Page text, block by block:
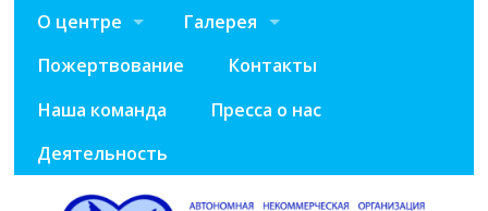
О центре
Галерея
Пожертвование
Контакты
Наша команда
Пресса о нас
Деятельность